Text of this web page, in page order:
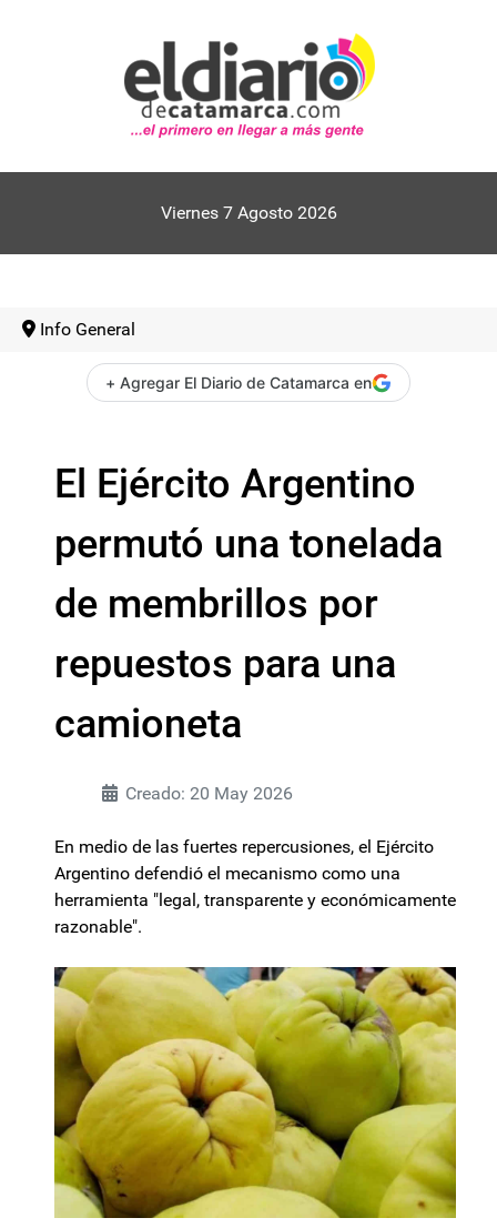
Viernes 7 Agosto 2026
Info General
+ Agregar El Diario de Catamarca en
El Ejército Argentino
permutó una tonelada
de membrillos por
repuestos para una
camioneta
Creado: 20 May 2026
En medio de las fuertes repercusiones, el Ejército
Argentino defendió el mecanismo como una
herramienta "legal, transparente y económicamente
razonable".